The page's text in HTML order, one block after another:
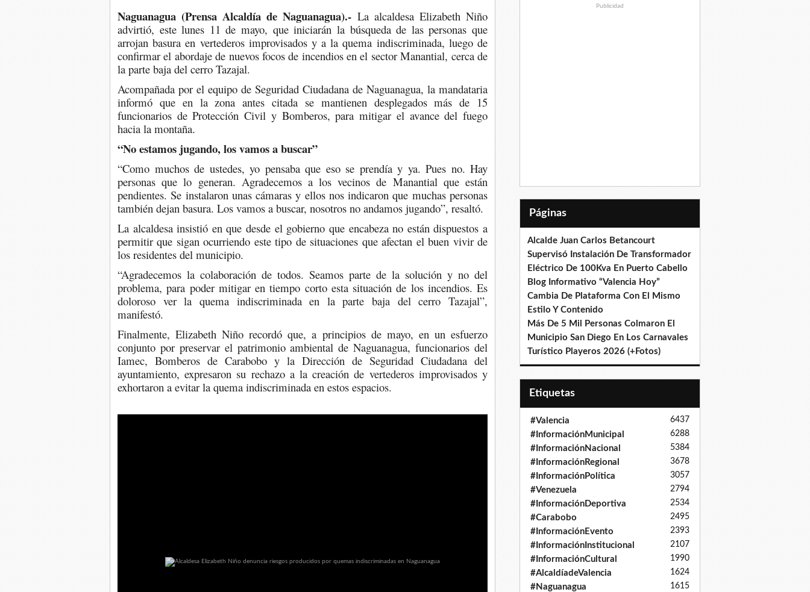
Naguanagua (Prensa Alcaldía de Naguanagua).- La alcaldesa Elizabeth Niño
advirtió, este lunes 11 de mayo, que iniciarán la búsqueda de las personas que
arrojan basura en vertederos improvisados y a la quema indiscriminada, luego de
confirmar el abordaje de nuevos focos de incendios en el sector Manantial, cerca de
la parte baja del cerro Tazajal.
Acompañada por el equipo de Seguridad Ciudadana de Naguanagua, la mandataria
informó que en la zona antes citada se mantienen desplegados más de 15
funcionarios de Protección Civil y Bomberos, para mitigar el avance del fuego
hacia la montaña.
“No estamos jugando, los vamos a buscar”
“Como muchos de ustedes, yo pensaba que eso se prendía y ya. Pues no. Hay
personas que lo generan. Agradecemos a los vecinos de Manantial que están
pendientes. Se instalaron unas cámaras y ellos nos indicaron que muchas personas
también dejan basura. Los vamos a buscar, nosotros no andamos jugando”, resaltó.
La alcaldesa insistió en que desde el gobierno que encabeza no están dispuestos a
permitir que sigan ocurriendo este tipo de situaciones que afectan el buen vivir de
los residentes del municipio.
“Agradecemos la colaboración de todos. Seamos parte de la solución y no del
problema, para poder mitigar en tiempo corto esta situación de los incendios. Es
doloroso ver la quema indiscriminada en la parte baja del cerro Tazajal”,
manifestó.
Finalmente, Elizabeth Niño recordó que, a principios de mayo, en un esfuerzo
conjunto por preservar el patrimonio ambiental de Naguanagua, funcionarios del
Iamec, Bomberos de Carabobo y la Dirección de Seguridad Ciudadana del
ayuntamiento, expresaron su rechazo a la creación de vertederos improvisados y
exhortaron a evitar la quema indiscriminada en estos espacios.
Publicidad
Páginas
Alcalde Juan Carlos Betancourt
Supervisó Instalación De Transformador
Eléctrico De 100Kva En Puerto Cabello
Blog Informativo “Valencia Hoy”
Cambia De Plataforma Con El Mismo
Estilo Y Contenido
Más De 5 Mil Personas Colmaron El
Municipio San Diego En Los Carnavales
Turístico Playeros 2026 (+Fotos)
Etiquetas
#Valencia 6437
#InformaciónMunicipal 6288
#InformaciónNacional 5384
#InformaciónRegional 3678
#InformaciónPolítica 3057
#Venezuela 2794
#InformaciónDeportiva 2534
#Carabobo 2495
#InformaciónEvento 2393
#InformaciónInstitucional 2107
#InformaciónCultural 1990
#AlcaldíadeValencia 1624
#Naguanagua 1615